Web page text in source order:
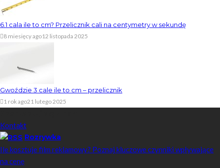
6.1 cala ile to cm? Przelicznik cali na centymetry w sekundę
8 miesięcy ago12 listopada 2025
Gwoździe 3 cale ile to cm – przelicznik
1 rok ago21 lutego 2025
Kontakt
Rozrywka
Ile kosztuje film reklamowy? Poznaj kluczowe czynniki wpływające
na cenę